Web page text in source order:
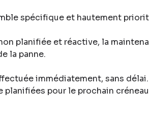
spécifique et hautement
planifiée et réactive, la
la panne.
immédiatement, sans délai.
pour le prochain